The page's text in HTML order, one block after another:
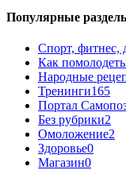
Популярные
Спорт, фитнес,
Как помолодеть
Народные
Тренинги165
Портал
Без рубрики2
Омоложение2
Здоровье0
Магазин0